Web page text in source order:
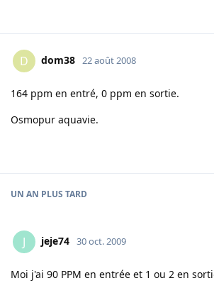
D dom38 22 août 2008
164 ppm en entré, 0 ppm en sortie.
Osmopur aquavie.
UN AN PLUS TARD
J jeje74 30 oct. 2009
Moi j'ai 90 PPM en entrée et 1 ou 2 en